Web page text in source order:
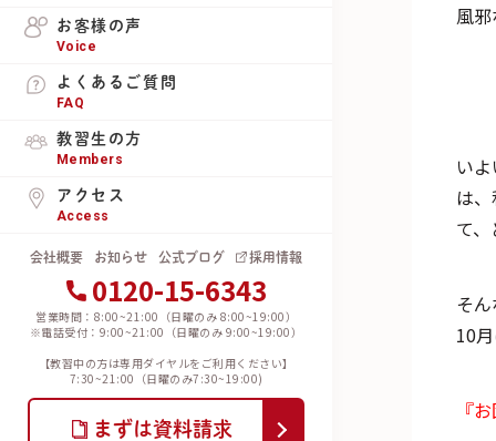
お客様の声
Voice
よくあるご質問
FAQ
教習生の方
Members
アクセス
Access
会社概要 お知らせ 公式ブログ 採用情報
0120-15-6343
営業時間：8:00~21:00（日曜のみ 8:00~19:00）
※電話受付：9:00~21:00（日曜のみ 9:00~19:00）
【教習中の方は専用ダイヤルをご利用ください】
7:30~21:00（日曜のみ7:30~19:00)
まずは資料請求
風
い
は
て
そ
10
『